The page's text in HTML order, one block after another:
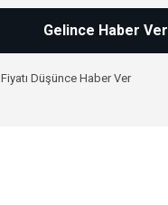
Gelince Haber Ver
Fiyatı Düşünce Haber Ver